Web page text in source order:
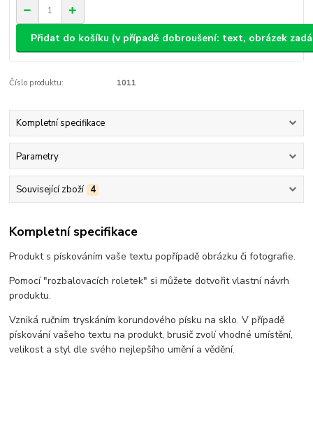
Přidat do košíku (v případě dobroušení: text, obrázek
Číslo produktu: 1011
Kompletní specifikace
Parametry
Související zboží 4
Kompletní specifikace
Produkt s pískováním vaše textu popřípadě obrázku či fotografie.
Pomocí "rozbalovacích roletek" si můžete dotvořit vlastní návrh
produktu.
Vzniká ručním tryskáním korundového písku na sklo. V případě
pískování vašeho textu na produkt, brusič zvolí vhodné umístění,
velikost a styl dle svého nejlepšího umění a vědění.